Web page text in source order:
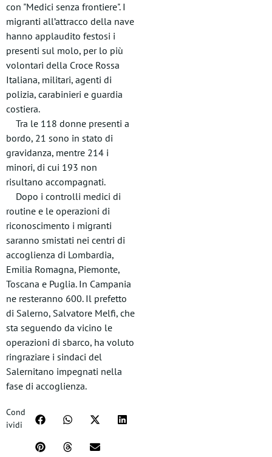
con "Medici senza frontiere". I
migranti all’attracco della nave
hanno applaudito festosi i
presenti sul molo, per lo più
volontari della Croce Rossa
Italiana, militari, agenti di
polizia, carabinieri e guardia
costiera.
Tra le 118 donne presenti a
bordo, 21 sono in stato di
gravidanza, mentre 214 i
minori, di cui 193 non
risultano accompagnati.
Dopo i controlli medici di
routine e le operazioni di
riconoscimento i migranti
saranno smistati nei centri di
accoglienza di Lombardia,
Emilia Romagna, Piemonte,
Toscana e Puglia. In Campania
ne resteranno 600. Il prefetto
di Salerno, Salvatore Melfi, che
sta seguendo da vicino le
operazioni di sbarco, ha voluto
ringraziare i sindaci del
Salernitano impegnati nella
fase di accoglienza.
Cond
ividi